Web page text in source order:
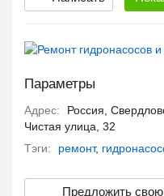
Параметры
Адрес:
Россия,
Чистая улица, 32
Тэги:
ремонт,
Предложить